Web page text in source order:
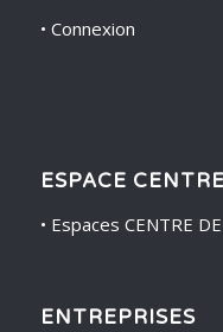
• Connexion
ESPACE
• Espaces CENTRE
ENTREPRISES